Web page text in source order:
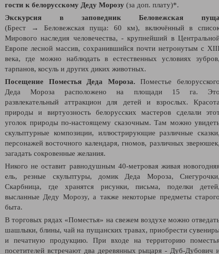
гости к белорусскому Деду Морозу (за доп. плату)*.
Экскурсия в заповедник Беловежская
(Брест →
Беловежская пуща: 60 км), включённый в
Мирового наследия человечества, - крупнейший в
Европе лесной массив, сохранившийся почти нетронутым с
века, где можно наблюдать в естественных условиях
тарпанов, косуль и других диких животных.
Посещение Поместья Деда Мороза. Поместье
Деда Мороза расположено на площади 15 га.
развлекательный аттракцион для детей и взрослых.
природы и виртуозность белорусских мастеров сделали
уголок природы по-настоящему сказочным. Там можно
скульптурные композиции, иллюстрирующие различные
персонажей восточного календаря, гномов, различных
загадать сокровенные желания.
Никого не оставит равнодушным 40-метровая живая
ель, резные скульптуры, домик Деда Мороза,
Скарбница, где хранятся рисунки, письма, поделки
высланные Деду Морозу, а также некоторые предметы
быта.
В торговых рядах «Поместья» на свежем воздухе можно
шашлыки, блины, чай на пущанских травах, приобрести
и печатную продукцию. При входе на территорию
посетителей встречают два деревянных рыцаря - Дуб-Дубович